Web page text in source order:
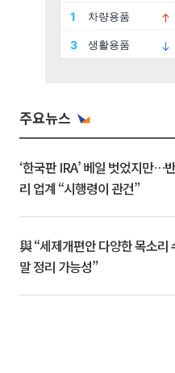
주요뉴스
‘한국판 IRA’ 베일 벗었지만…
리 업계 “시행령이 관건”
與 “세제개편안 다양한 목소
말 정리 가능성”